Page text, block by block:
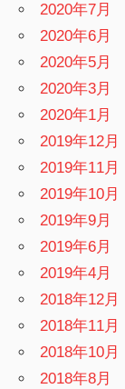
2020年7月
2020年6月
2020年5月
2020年3月
2020年1月
2019年12月
2019年11月
2019年10月
2019年9月
2019年6月
2019年4月
2018年12月
2018年11月
2018年10月
2018年8月